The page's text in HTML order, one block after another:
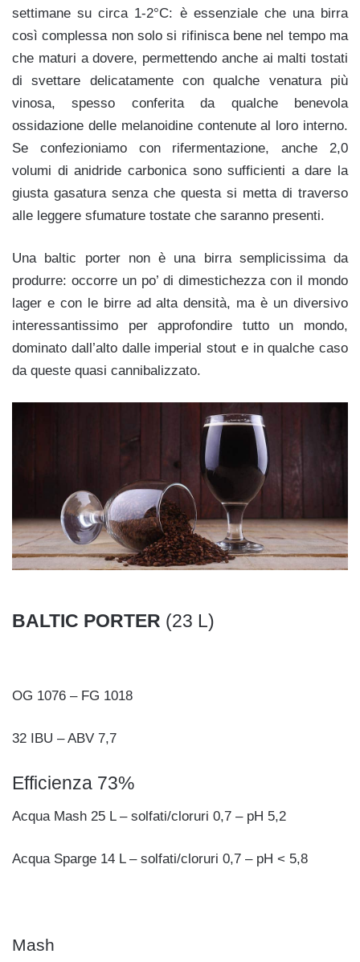
settimane su circa 1-2°C: è essenziale che una birra
così complessa non solo si rifinisca bene nel tempo ma
che maturi a dovere, permettendo anche ai malti tostati
di svettare delicatamente con qualche venatura più
vinosa, spesso conferita da qualche benevola
ossidazione delle melanoidine contenute al loro interno.
Se confezioniamo con rifermentazione, anche 2,0
volumi di anidride carbonica sono sufficienti a dare la
giusta gasatura senza che questa si metta di traverso
alle leggere sfumature tostate che saranno presenti.
Una baltic porter non è una birra semplicissima da
produrre: occorre un po’ di dimestichezza con il mondo
lager e con le birre ad alta densità, ma è un diversivo
interessantissimo per approfondire tutto un mondo,
dominato dall’alto dalle imperial stout e in qualche caso
da queste quasi cannibalizzato.
BALTIC PORTER (23 L)
OG 1076 – FG 1018
32 IBU – ABV 7,7
Efficienza 73%
Acqua Mash 25 L – solfati/cloruri 0,7 – pH 5,2
Acqua Sparge 14 L – solfati/cloruri 0,7 – pH < 5,8
Mash